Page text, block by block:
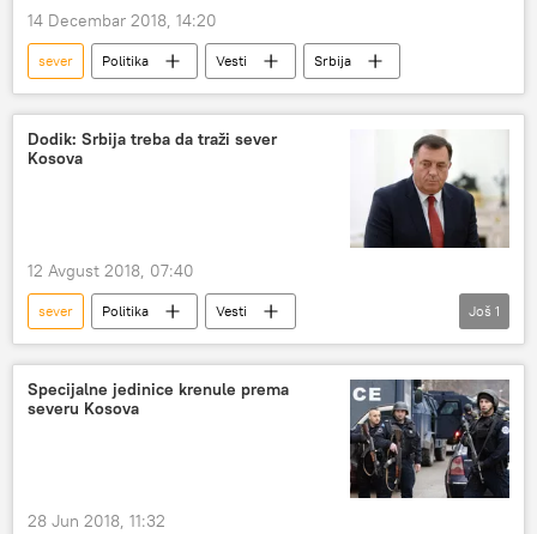
14 Decembar 2018, 14:20
sever Politika Vesti Srbija
Dodik: Srbija treba da traži sever
Kosova
12 Avgust 2018, 07:40
sever Politika
Vesti
Republika Srpska (RS)
Još 1
Specijalne jedinice krenule prema
severu Kosova
28 Jun 2018, 11:32